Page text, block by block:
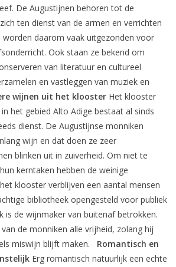
De Augustijnen behoren tot de
ten dienst van de armen en verrichten
worden daarom vaak uitgezonden voor
Ook staan ze bekend om
van literatuur en cultureel
en vastleggen van muziek en
wijnen uit het klooster Het klooster
het gebied Alto Adige bestaat al sinds
dienst. De Augustijnse monniken
wijn en dat doen ze zeer
blinken uit in zuiverheid. Om niet te
kerntaken hebben de weinige
klooster verblijven een aantal mensen
bibliotheek opengesteld voor publiek
is de wijnmaker van buitenaf betrokken.
de monniken alle vrijheid, zolang hij
miswijn blijft maken. Romantisch en
Erg romantisch natuurlijk een echte